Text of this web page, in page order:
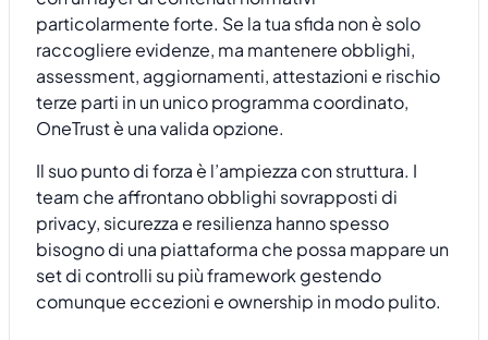
particolarmente forte. Se la tua sfida non è solo
raccogliere evidenze, ma mantenere obblighi,
assessment, aggiornamenti, attestazioni e rischio
terze parti in un unico programma coordinato,
OneTrust è una valida opzione.
Il suo punto di forza è l’ampiezza con struttura. I
team che affrontano obblighi sovrapposti di
privacy, sicurezza e resilienza hanno spesso
bisogno di una piattaforma che possa mappare un
set di controlli su più framework gestendo
comunque eccezioni e ownership in modo pulito.